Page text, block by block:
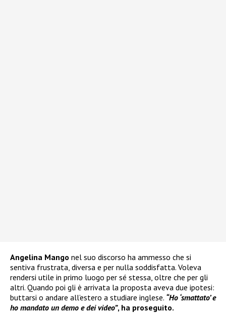
Angelina Mango nel suo discorso ha ammesso che si
sentiva frustrata, diversa e per nulla soddisfatta. Voleva
rendersi utile in primo luogo per sé stessa, oltre che per gli
altri. Quando poi gli è arrivata la proposta aveva due ipotesi:
buttarsi o andare all’estero a studiare inglese. “Ho ‘smattato’ e
ho mandato un demo e dei video”, ha proseguito.